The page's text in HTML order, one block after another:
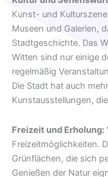
Kunst- und
Museen und Galerien,
Stadtgeschichte. Das
Witten sind nur einige
regelmäßig
Die Stadt hat auch
Kunstausstellungen,
Freizeit und Erholung:
Freizeitmöglichkeiten.
Grünflächen, die sich
Genießen der Natur